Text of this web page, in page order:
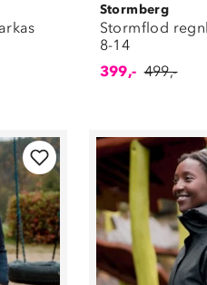
Stormberg
Stormflod
8-14
399,- 499,-